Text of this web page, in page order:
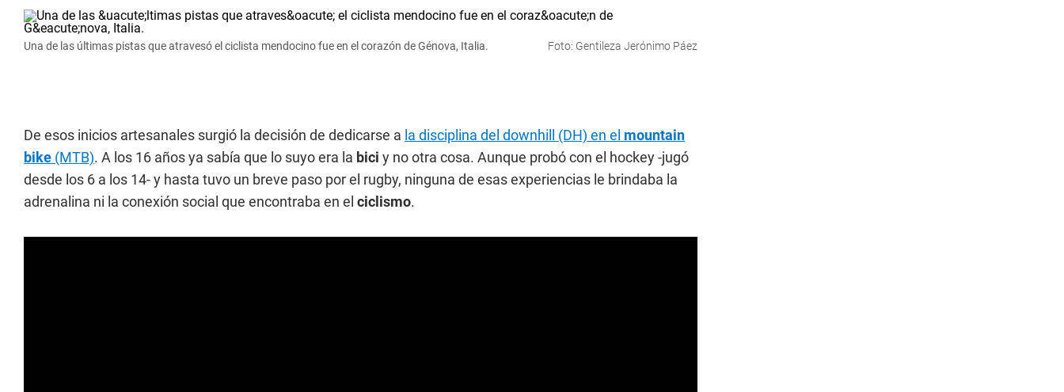
Una de las últimas pistas que atravesó el ciclista mendocino fue en el corazón de Génova, Italia. Foto: Gentileza Jerónimo Páez
De esos inicios artesanales surgió la decisión de dedicarse a la disciplina del downhill (DH) en el mountain
bike (MTB). A los 16 años ya sabía que lo suyo era la bici y no otra cosa. Aunque probó con el hockey -jugó
desde los 6 a los 14- y hasta tuvo un breve paso por el rugby, ninguna de esas experiencias le brindaba la
adrenalina ni la conexión social que encontraba en el ciclismo.